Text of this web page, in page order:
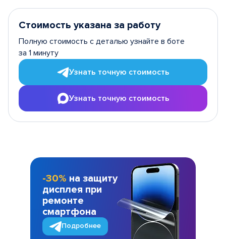
Стоимость указана за работу
Полную стоимость с деталью узнайте в боте
за 1 минуту
Узнать точную стоимость
Узнать точную стоимость
-30% на защиту
дисплея при
ремонте
смартфона
Подробнее